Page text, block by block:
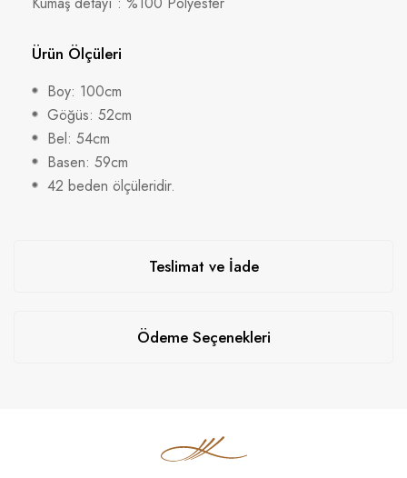
Ürün Ölçüleri
Boy: 100cm
Göğüs: 52cm
Bel: 54cm
Basen: 59cm
42 beden ölçüleridir.
Teslimat ve İade
Ödeme Seçenekleri